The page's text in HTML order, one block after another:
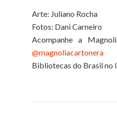
Arte: Juliano Rocha
Fotos: Dani Carneiro
Acompanhe a
@magnoliacartonera
Bibliotecas do Brasil no